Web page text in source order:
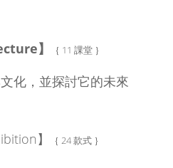
】 ｛ 11 課堂 ｝
化，並探討它的未來
】 ｛ 24 款式 ｝